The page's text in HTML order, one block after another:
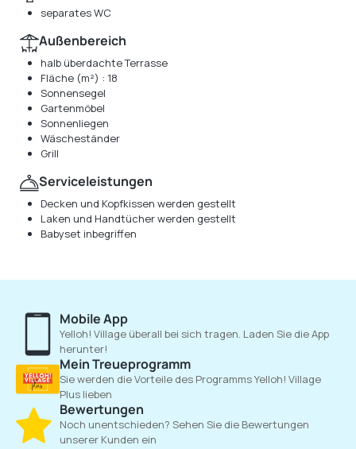
separates WC
Außenbereich
halb überdachte Terrasse
Fläche (m²) : 18
Sonnensegel
Gartenmöbel
Sonnenliegen
Wäscheständer
Grill
Serviceleistungen
Decken und Kopfkissen werden gestellt
Laken und Handtücher werden gestellt
Babyset inbegriffen
Mobile App
Yelloh! Village überall bei sich tragen. Laden Sie die App
herunter!
Mein Treueprogramm
Sie werden die Vorteile des Programms Yelloh! Village
Plus lieben
Bewertungen
Noch unentschieden? Sehen Sie die Bewertungen
unserer Kunden ein